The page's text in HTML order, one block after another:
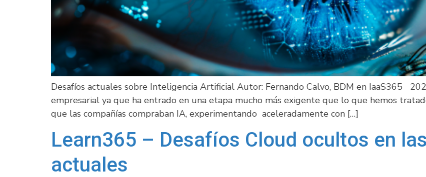
Desafíos actuales sobre Inteligencia Artificial Autor: Fernando Calvo, BDM en IaaS365
empresarial ya que ha entrado en una etapa mucho más exigente que lo que hemos
que las compañías compraban IA, experimentando aceleradamente con […]
Learn365 – Desafíos Cloud ocultos en
actuales